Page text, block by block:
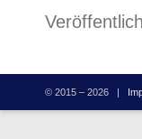
© 2015 – 2026 |